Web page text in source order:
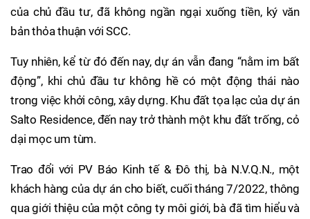
của chủ đầu tư, đã không ngần ngại xuống tiền, ký văn
bản thỏa thuận với SCC.
Tuy nhiên, kể từ đó đến nay, dự án vẫn đang “nằm im bất
động”, khi chủ đầu tư không hề có một động thái nào
trong việc khởi công, xây dựng. Khu đất tọa lạc của dự án
Salto Residence, đến nay trở thành một khu đất trống, cỏ
dại mọc um tùm.
Trao đổi với PV Báo Kinh tế & Đô thị, bà N.V.Q.N., một
khách hàng của dự án cho biết, cuối tháng 7/2022, thông
qua giới thiệu của một công ty môi giới, bà đã tìm hiểu và